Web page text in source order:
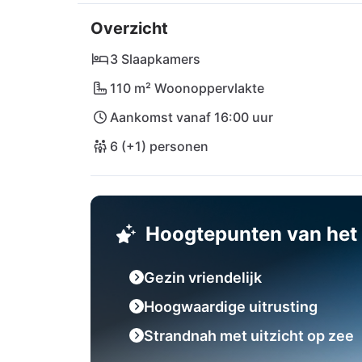
Verschillende grote supermarkten
grillavonden zijn gegarandeerd. De ideale
Šibenik en Biograd na Moru biedt jullie ook
waard. Maar liefst twee internationale
Split (SPU), die beide ongeveer 70 km
Overzicht
3 Slaapkamers
110 m² Woonoppervlakte
Aankomst vanaf 16:00 uur
6 (+1) personen
Hoogtepunten van
Gezin vriendelijk
Hoogwaardige uitrusting
Strandnah met uitzicht op zee